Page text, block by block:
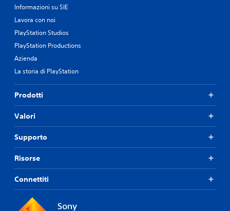
Informazioni su SIE
Lavora con noi
PlayStation Studios
PlayStation Productions
Azienda
La storia di PlayStation
Prodotti
Valori
Supporto
Risorse
Connettiti